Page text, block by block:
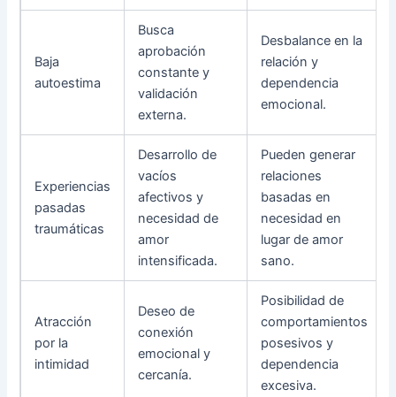
Baja
autoestima
Busca
aprobación
constante y
validación
externa.
Desbalance en la
relación y
dependencia
emocional.
Experiencias
pasadas
traumáticas
Desarrollo de
vacíos
afectivos y
necesidad de
amor
intensificada.
Pueden generar
relaciones
basadas en
necesidad en
lugar de amor
sano.
Atracción
por la
intimidad
Deseo de
conexión
emocional y
cercanía.
Posibilidad de
comportamientos
posesivos y
dependencia
excesiva.